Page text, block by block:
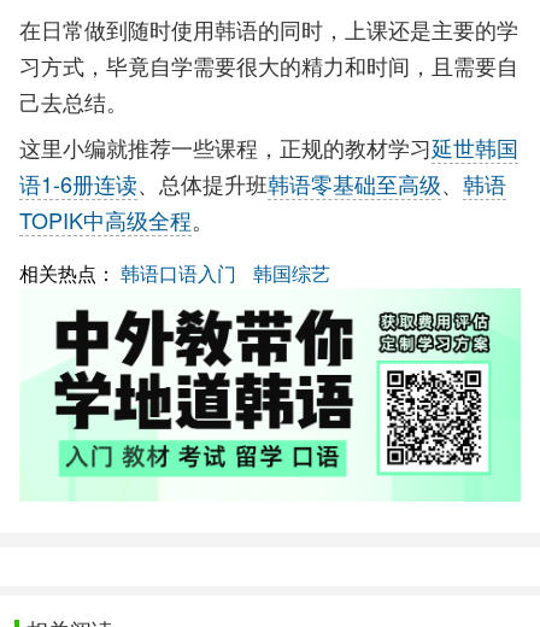
在日常做到随时使用韩语的同时，上课还是主要的学
习方式，毕竟自学需要很大的精力和时间，且需要自
己去总结。
这里小编就推荐一些课程，正规的教材学习延世韩国
语1-6册连读、总体提升班韩语零基础至高级、 韩语
TOPIK中高级全程。
相关热点： 韩语口语入门 韩国综艺